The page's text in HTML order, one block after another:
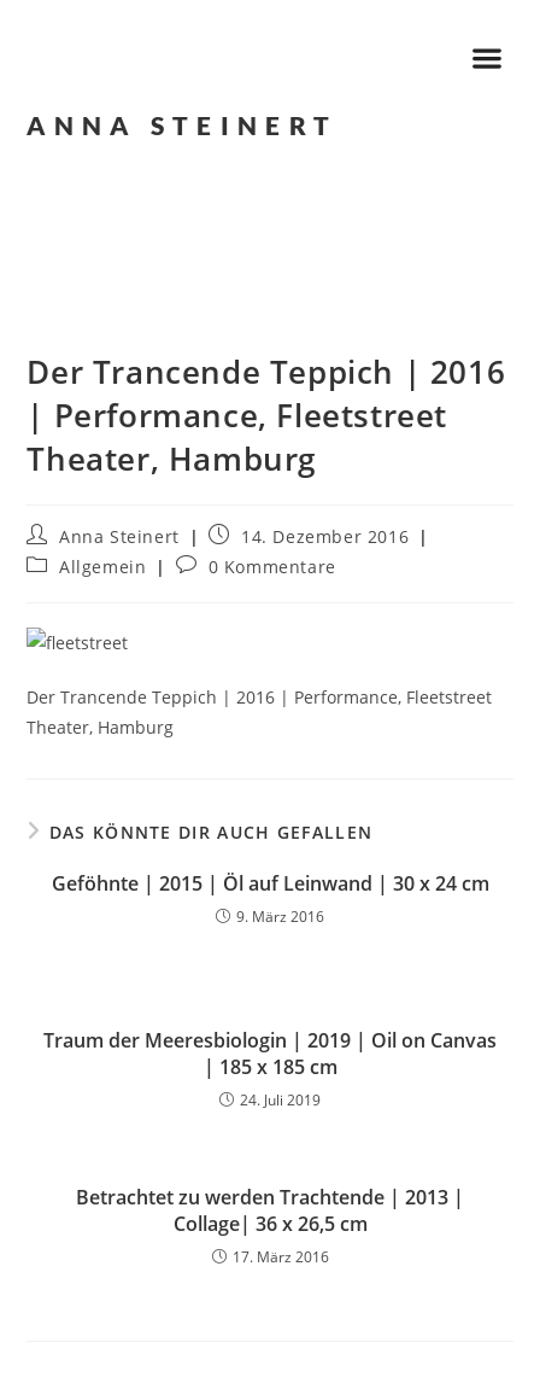
ANNA STEINERT
Der Trancende Teppich | 2016
| Performance, Fleetstreet
Theater, Hamburg
Anna Steinert
14. Dezember 2016
Allgemein
0 Kommentare
Der Trancende Teppich | 2016 | Performance, Fleetstreet
Theater, Hamburg
DAS KÖNNTE DIR AUCH GEFALLEN
Geföhnte | 2015 | Öl auf Leinwand | 30 x 24 cm
9. März 2016
Traum der Meeresbiologin | 2019 | Oil on Canvas
| 185 x 185 cm
24. Juli 2019
Betrachtet zu werden Trachtende | 2013 |
Collage| 36 x 26,5 cm
17. März 2016